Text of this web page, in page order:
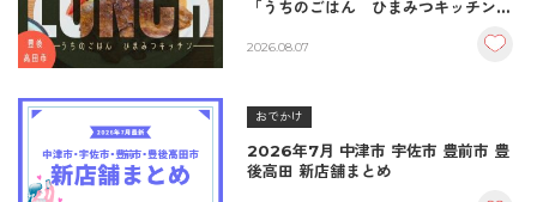
「うちのごはん ひまみつキッチン」
＆生姜焼き！
2026.08.07
おでかけ
2026年7月 中津市 宇佐市 豊前市 豊
後高田 新店舗まとめ